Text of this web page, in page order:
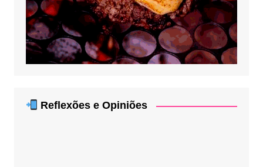
Reflexões e Opiniões